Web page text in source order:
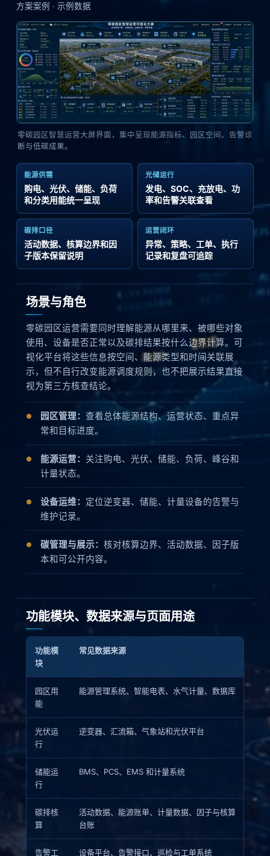
方案案例 · 示例数据
零碳园区智慧运营大屏界面，集中呈现能源指标、园区空间、告警诊
断与低碳成果。
能源供需
购电、光伏、储能、负荷
和分类用能统一呈现
光储运行
发电、SOC、充放电、功
率和告警关联查看
碳排口径
活动数据、核算边界和因
子版本保留说明
运营闭环
异常、策略、工单、执行
记录和复盘可追踪
场景与角色
零碳园区运营需要同时理解能源从哪里来、被哪些对象
使用、设备是否正常以及碳排结果按什么边界计算。可
视化平台将这些信息按空间、能源类型和时间关联展
示，但不自行改变能源调度规则，也不把展示结果直接
视为第三方核查结论。
园区管理： 查看总体能源结构、运营状态、重点异
常和目标进度。
能源运营： 关注购电、光伏、储能、负荷、峰谷和
计量状态。
设备运维： 定位逆变器、储能、计量设备的告警与
维护记录。
碳管理与展示： 核对核算边界、活动数据、因子版
本和可公开内容。
功能模块、数据来源与页面用途
功能模
块
常见数据来源
园区用
能
能源管理系统、智能电表、水气计量、数据库 按
光伏运
行
逆变器、汇流箱、气象站和光伏平台
储能运
行
BMS、PCS、EMS 和计量系统
控
碳排核
算
活动数据、能源账单、计量数据、因子与核算
台账
告警工 设备平台、告警接口、巡检与工单系统